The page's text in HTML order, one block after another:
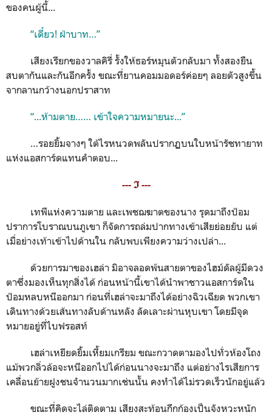
ของคนผู้นี้...
“เดี๋ยว! ฝ่าบาท…”
เสียงเรียกของวาลคิรี่ รั้งให้ธอร์หมุนตัวกลับมา ทั้งสองยืน
สบตากันและกันอีกครั้ง ขณะที่ยานคอมมอดอร์ค่อยๆ ลอยตัวสูงขึ้น
จากลานกว้างนอกปราสาท
“...ห้ามตาย…… เข้าใจความหมายนะ...”
…รอยยิ้มจางๆ ใต้ไรหนวดพลันปรากฏบนใบหน้ารัชทายาท
แห่งแอสการ์ดแทนคำตอบ...
--- ℑ ---
เทพีแห่งความตาย และเพชฌฆาตของนาง รุดมาถึงป้อม
ปราการโบราณบนภูเขา ก็จัดการถล่มปากทางเข้าเสียย่อยยับ แต่
เมื่อย่างเท้าเข้าไปด้านใน กลับพบเพียงความว่างเปล่า...
ด้วยการมาของเฮล่า มิอาจลอดพ้นสายตาของไฮม์ดัลผู้มีดวง
ตาซึ่งมองเห็นทุกสิ่งได้ ก่อนหน้านี้เขาได้นำพาชาวแอสการ์ดใน
ป้อมหลบหนีออกมา ก่อนที่เฮล่าจะมาถึงได้อย่างฉิวเฉียด พวกเขา
เดินทางด้วยเส้นทางลับด้านหลัง ลัดเลาะผ่านหุบเขา โดยมีจุด
หมายอยู่ที่ไบฟรอสท์
เฮล่าเหยียดยิ้มเหี้ยมเกรียม ขณะกวาดตามองไปทั่วห้องโถง
แม้พวกลิ่วล้อจะหนีออกไปได้ก่อนนางจะมาถึง แต่อย่างไรเสียการ
เคลื่อนย้ายฝูงชนจำนวนมากเช่นนั้น คงทำได้ไม่รวดเร็วนักอยู่แล้ว
ขณะที่คิดจะไล่ติดตาม เสียงสะท้อนกึกก้องเป็นจังหวะหนัก